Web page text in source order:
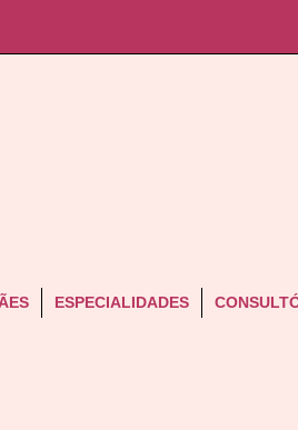
ESPECIALIDADES